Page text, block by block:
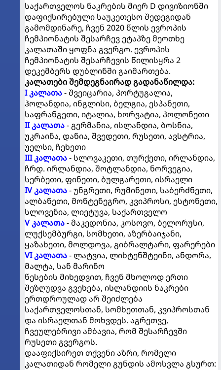
საქართველოს ნაკრების მიერ D დივიზიონში
დაფიქსირებული საუკეთესო შედეგიდან
გამომდინარე, ჩვენ 2020 წლის ევროპის
ჩემპიონატის შესარჩევ ეტაპზე მეოთხე
კალათაში ყოფნა გვერგო. ევროპის
ჩემპიონატის შესარჩევის წილისყრა 2
დეკემბერს დუბლინში გაიმართება.
კალათები შემდეგნაირად გადანაწილდა:
I კალათა- შვეიცარია, პორტუგალია,
ჰოლანდია, ინგლისი, ბელგია, ესპანეთი,
საფრანგეთი, იტალია, ხორვატია, პოლონეთი
II კალათა- გერმანია, ისლანდია, ბოსნია,
უკრაინა, დანია, შვედეთი, რუსეთი, ავსტრია,
უელსი, ჩეხეთი
III კალათა- სლოვაკეთი, თურქეთი, ირლანდია,
ჩრდ. ირლანდია, შოტლანდია, ნორვეგია,
სერბეთი, ფინეთი, ბულგარეთი, ისრაელი
IV კალათა- უნგრეთი, რუმინეთი, საბერძნეთი,
ალბანეთი, მონტენეგრო, კვიპროსი, ესტონეთი,
სლოვენია, ლიეტუვა, საქართველო
V კალათა- მაკედონია, კოსოვო, ბელორუსი,
ლუქსემბურგი, სომხეთი, აზერბაიჯანი,
ყაზახეთი, მოლდოვა, გიბრალტარი, ფარერები
VI კალათა- ლატვია, ლიხტენშტეინი, ანდორა,
მალტა, სან მარინო
წესების მიხედვით, ჩვენ მხოლოდ ერთი
შეზღუდვა გვეხება, ისლანდიის ნაკრები
ერთდროულად არ შეიძლება
საქართველოსთან, სომხეთთან, კვიპროსთან
და ისრაელთან მოხვდეს. აგრეთვე,
ჩვეულებრივი ამბავია, რომ შესარჩევში
რუსეთი გვერგოს.
დააფიქსირეთ თქვენი აზრი, რომელი
კალათიდან რომელი გუნდის ამოსვლა გსურთ: